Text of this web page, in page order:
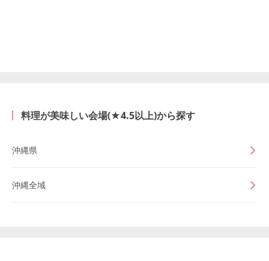
料理が美味しい会場(★4.5以上)から探す
沖縄県
沖縄全域